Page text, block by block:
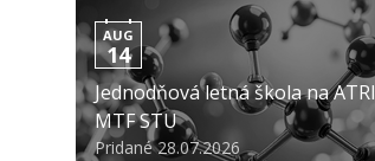
AUG
14
Jednodňová letná škola na ATRI
MTF STU
Pridané 28.07.2026